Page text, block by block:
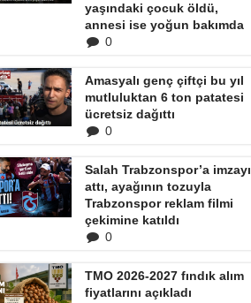
yaşındaki çocuk öldü,
annesi ise yoğun bakımda
0
Amasyalı genç çiftçi bu yıl
mutluluktan 6 ton patatesi
ücretsiz dağıttı
0
Salah Trabzonspor’a imzayı
attı, ayağının tozuyla
Trabzonspor reklam filmi
çekimine katıldı
0
TMO 2026-2027 fındık alım
fiyatlarını açıkladı